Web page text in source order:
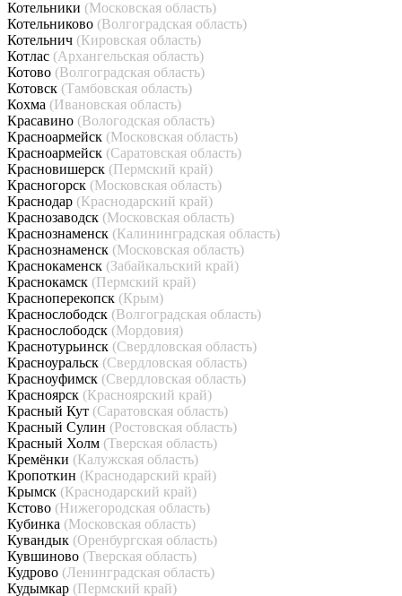
Котельники (Московская область)
Котельниково (Волгоградская область)
Котельнич (Кировская область)
Котлас (Архангельская область)
Котово (Волгоградская область)
Котовск (Тамбовская область)
Кохма (Ивановская область)
Красавино (Вологодская область)
Красноармейск (Московская область)
Красноармейск (Саратовская область)
Красновишерск (Пермский край)
Красногорск (Московская область)
Краснодар (Краснодарский край)
Краснозаводск (Московская область)
Краснознаменск (Калининградская область)
Краснознаменск (Московская область)
Краснокаменск (Забайкальский край)
Краснокамск (Пермский край)
Красноперекопск (Крым)
Краснослободск (Волгоградская область)
Краснослободск (Мордовия)
Краснотурьинск (Свердловская область)
Красноуральск (Свердловская область)
Красноуфимск (Свердловская область)
Красноярск (Красноярский край)
Красный Кут (Саратовская область)
Красный Сулин (Ростовская область)
Красный Холм (Тверская область)
Кремёнки (Калужская область)
Кропоткин (Краснодарский край)
Крымск (Краснодарский край)
Кстово (Нижегородская область)
Кубинка (Московская область)
Кувандык (Оренбургская область)
Кувшиново (Тверская область)
Кудрово (Ленинградская область)
Кудымкар (Пермский край)